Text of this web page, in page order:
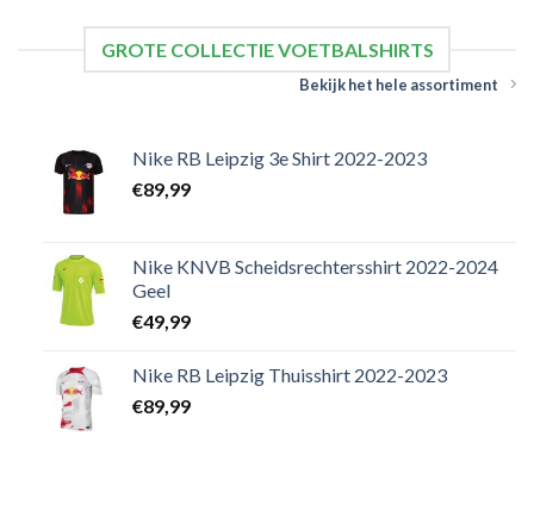
GROTE COLLECTIE VOETBALSHIRTS
Bekijk het hele assortiment
Nike RB Leipzig 3e Shirt 2022-2023
€89,99
Nike KNVB Scheidsrechtersshirt 2022-2024
Geel
€49,99
Nike RB Leipzig Thuisshirt 2022-2023
€89,99